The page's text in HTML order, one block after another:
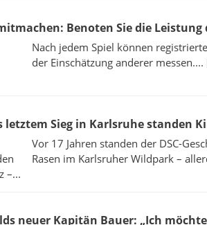
Benoten Sie die
Nach jedem Spiel können
der Einschätzung anderer
letztem Sieg in Karlsruhe standen
Vor 17 Jahren standen der DSC-
Rasen im Karlsruher Wildpark –
neuer Kapitän Bauer: „Ich